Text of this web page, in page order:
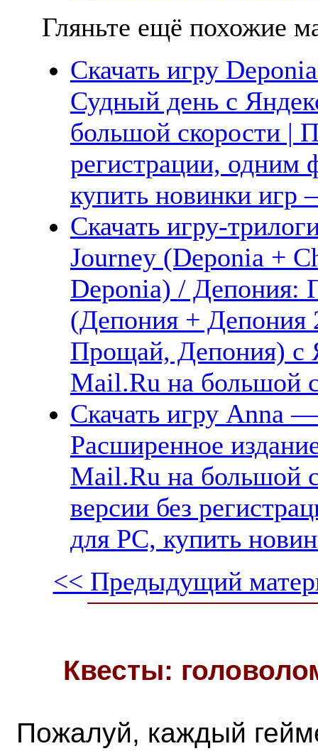
Гляньте ещё похожие
Скачать игру
Судный день с
большой скорости |
регистрации, одним
купить новинки
Скачать игру-
Journey (Deponia +
Deponia) / Депония:
(Депония + Депония
Прощай, Депония) с
Mail.Ru на большой
Скачать игру Anna
Расширенное
Mail.Ru на большой
версии без
для PC, купить
<< Предыдущий
Квесты:
Пожалуй, каждый